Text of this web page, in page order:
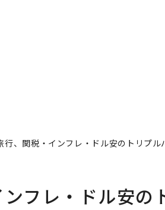
行、関税・インフレ・ドル安のトリプ
フレ・ドル安